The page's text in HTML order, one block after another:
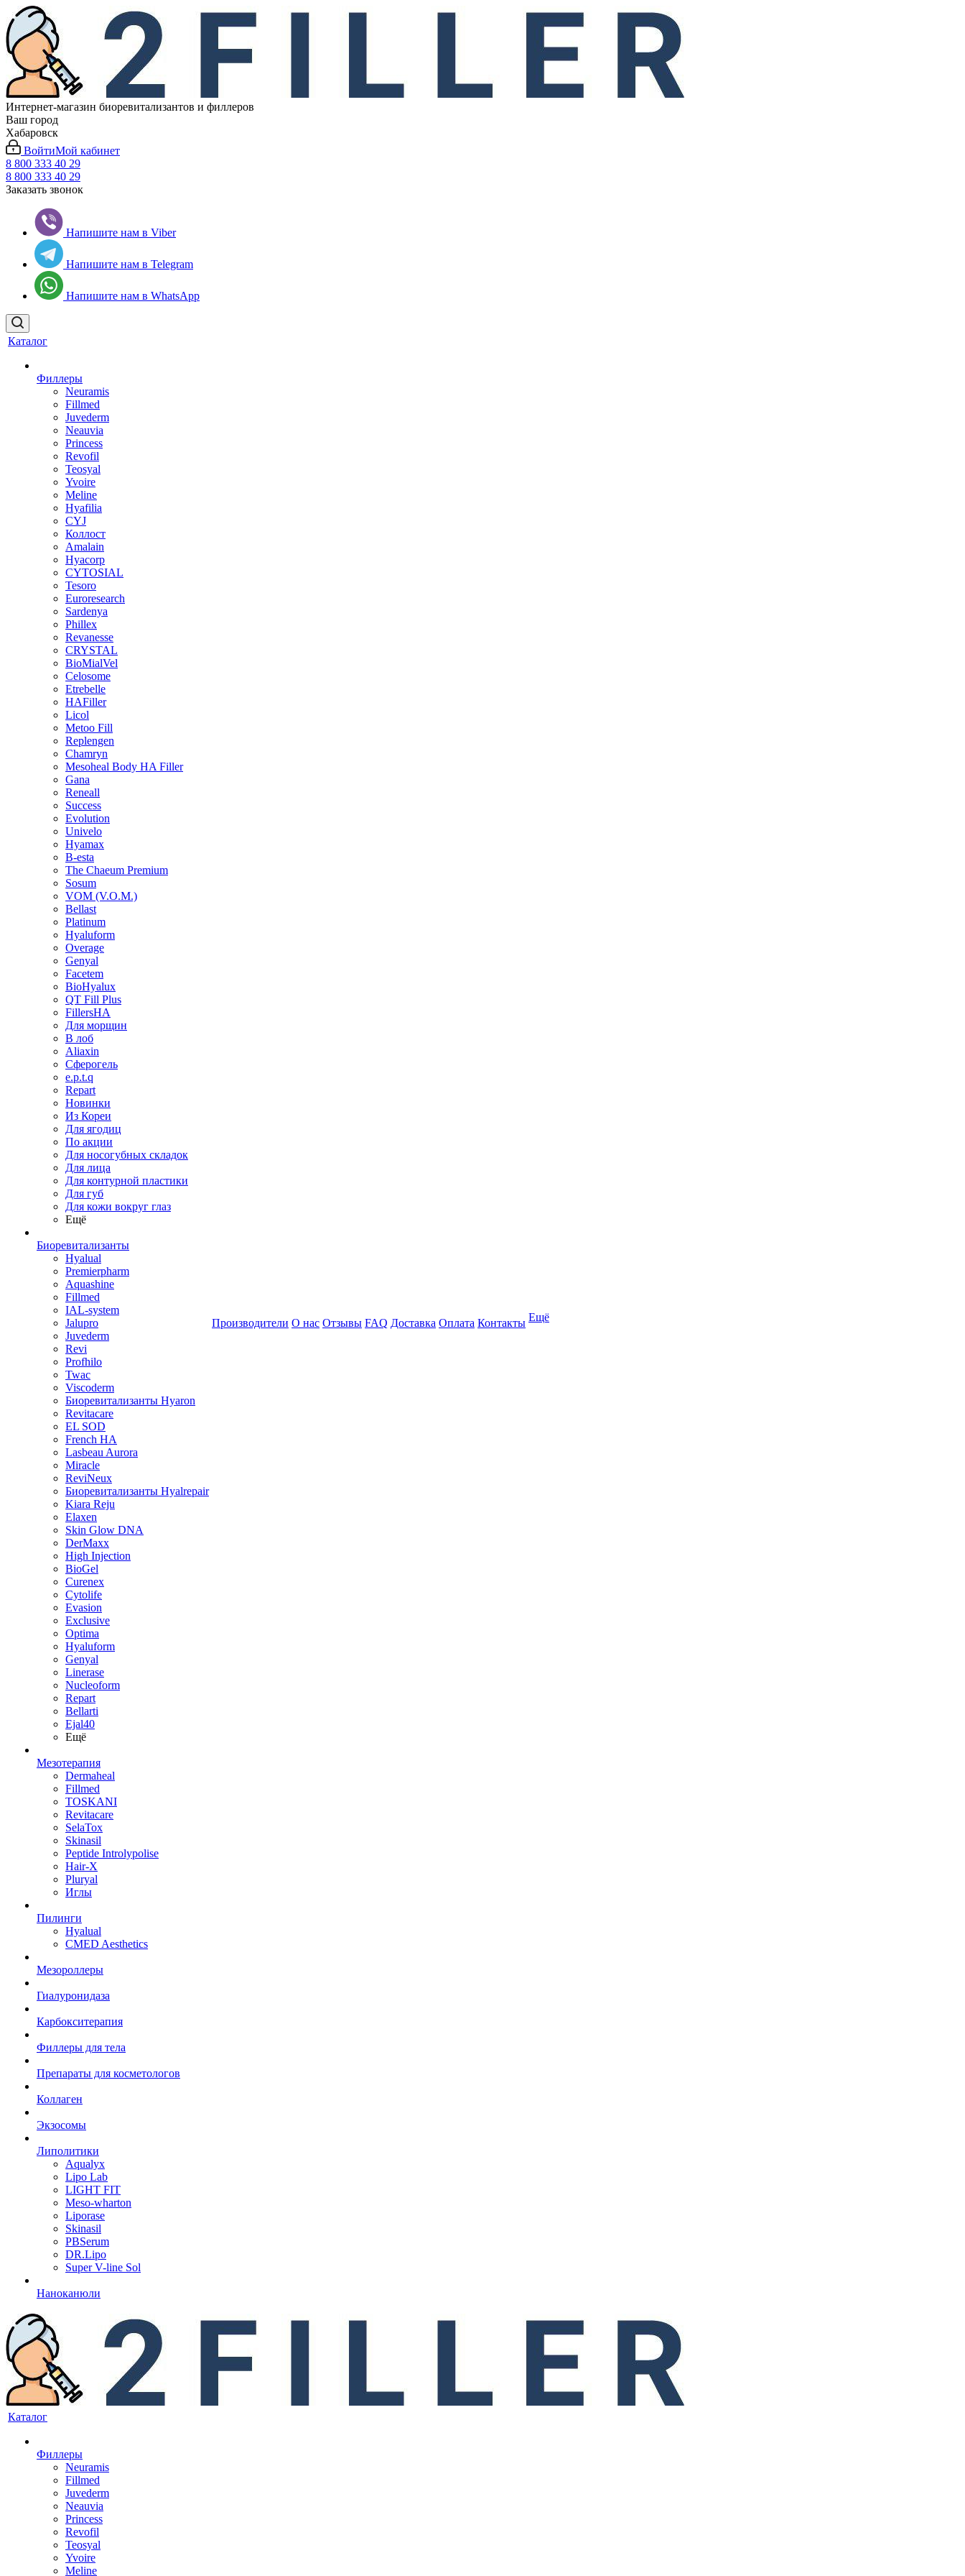
Интернет-магазин биоревитализантов и филлеров
Ваш город
Хабаровск
ВойтиМой кабинет
8 800 333 40 29
8 800 333 40 29
Заказать звонок
Напишите нам в Viber
Напишите нам в Telegram
Напишите нам в WhatsApp
Каталог
Филлеры
Neuramis
Fillmed
Juvederm
Neauvia
Princess
Revofil
Teosyal
Yvoire
Meline
Hyafilia
CYJ
Коллост
Amalain
Hyacorp
CYTOSIAL
Tesoro
Euroresearch
Sardenya
Phillex
Revanesse
CRYSTAL
BioMialVel
Celosome
Etrebelle
HAFiller
Licol
Metoo Fill
Replengen
Chamryn
Mesoheal Body HA Filler
Gana
Reneall
Success
Evolution
Univelo
Hyamax
B-esta
The Chaeum Premium
Sosum
VOM (V.O.M.)
Bellast
Platinum
Hyaluform
Overage
Genyal
Facetem
BioHyalux
QT Fill Plus
FillersHA
Для морщин
В лоб
Aliaxin
Сферогель
e.p.t.q
Repart
Новинки
Из Кореи
Для ягодиц
По акции
Для носогубных складок
Для лица
Для контурной пластики
Для губ
Для кожи вокруг глаз
Ещё
Биоревитализанты
Hyalual
Premierpharm
Aquashine
Fillmed
IAL-system
Jalupro
Juvederm
Revi
Profhilo
Twac
Viscoderm
Биоревитализанты Hyaron
Revitacare
EL SOD
French HA
Lasbeau Aurora
Miracle
ReviNeux
Биоревитализанты Hyalrepair
Kiara Reju
Elaxen
Skin Glow DNA
DerMaxx
High Injection
BioGel
Curenex
Cytolife
Evasion
Exclusive
Optima
Hyaluform
Genyal
Linerase
Nucleoform
Repart
Bellarti
Ejal40
Ещё
Мезотерапия
Dermaheal
Fillmed
TOSKANI
Revitacare
SelaTox
Skinasil
Peptide Introlypolise
Hair-X
Pluryal
Иглы
Пилинги
Hyalual
CMED Aesthetics
Мезороллеры
Гиалуронидаза
Карбокситерапия
Филлеры для тела
Препараты для косметологов
Коллаген
Экзосомы
Липолитики
Aqualyx
Lipo Lab
LIGHT FIT
Meso-wharton
Liporase
Skinasil
PBSerum
DR.Lipo
Super V-line Sol
Наноканюли
Производители О нас Отзывы FAQ Доставка Оплата Контакты Ещё
Каталог
Филлеры
Neuramis
Fillmed
Juvederm
Neauvia
Princess
Revofil
Teosyal
Yvoire
Meline